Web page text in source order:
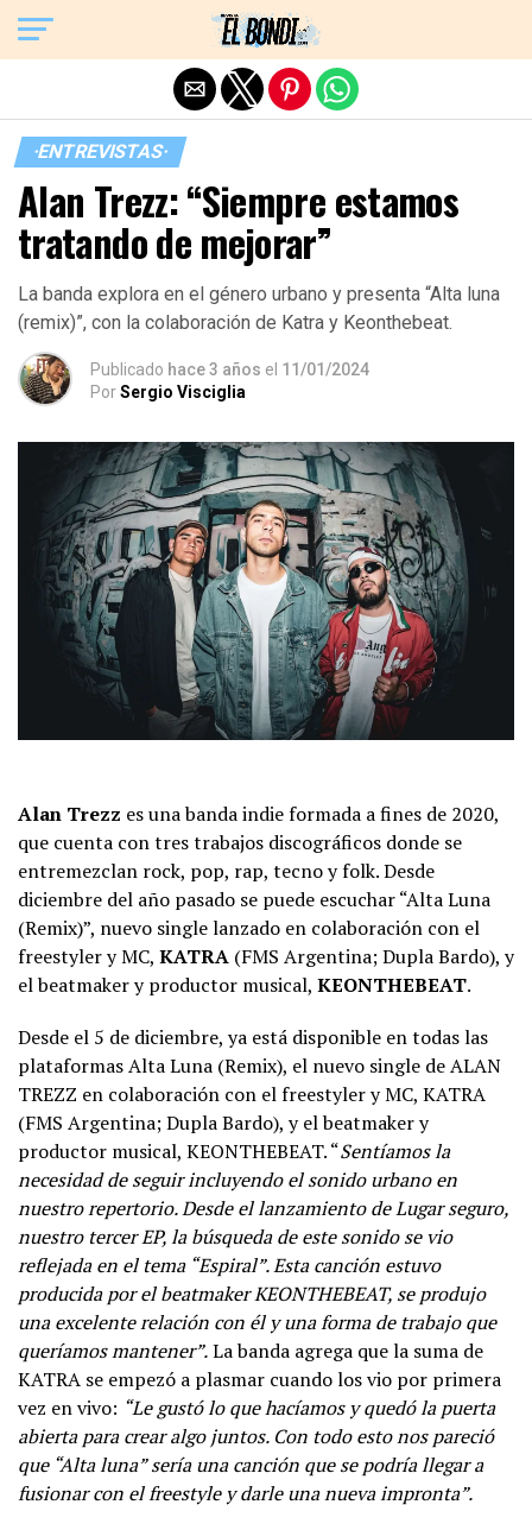
·ENTREVISTAS·
Alan Trezz: “Siempre estamos
tratando de mejorar”
La banda explora en el género urbano y presenta “Alta luna
(remix)”, con la colaboración de Katra y Keonthebeat.
Publicado hace 3 años el 11/01/2024
PorSergio Visciglia
Alan Trezz es una banda indie formada a fines de 2020,
que cuenta con tres trabajos discográficos donde se
entremezclan rock, pop, rap, tecno y folk. Desde
diciembre del año pasado se puede escuchar “Alta Luna
(Remix)”, nuevo single lanzado en colaboración con el
freestyler y MC, KATRA (FMS Argentina; Dupla Bardo), y
el beatmaker y productor musical, KEONTHEBEAT.
Desde el 5 de diciembre, ya está disponible en todas las
plataformas Alta Luna (Remix), el nuevo single de ALAN
TREZZ en colaboración con el freestyler y MC, KATRA
(FMS Argentina; Dupla Bardo), y el beatmaker y
productor musical, KEONTHEBEAT. “Sentíamos la
necesidad de seguir incluyendo el sonido urbano en
nuestro repertorio. Desde el lanzamiento de Lugar seguro,
nuestro tercer EP, la búsqueda de este sonido se vio
reflejada en el tema “Espiral”. Esta canción estuvo
producida por el beatmaker KEONTHEBEAT, se produjo
una excelente relación con él y una forma de trabajo que
queríamos mantener”.La banda agrega que la suma de
KATRA se empezó a plasmar cuando los vio por primera
vez en vivo: “Le gustó lo que hacíamos y quedó la puerta
abierta para crear algo juntos. Con todo esto nos pareció
que “Alta luna” sería una canción que se podría llegar a
fusionar con el freestyle y darle una nueva impronta”.
Exit mobile version